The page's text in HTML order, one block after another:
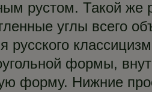
рустом. Такой же
углы всего
формы,
форму. Нижние